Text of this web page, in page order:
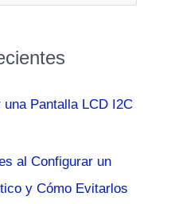
Pantalla LCD I2C
al Configurar un
y Cómo Evitarlos